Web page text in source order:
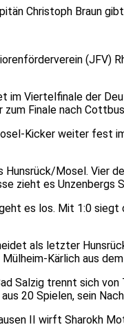
Christoph Braun
(JFV)
im Viertelfinale der
Finale nach
Kicker weiter fest
Hunsrück/Mosel. Vier
zieht es
es los. Mit 1:0
als letzter
Mülheim-Kärlich aus
Salzig trennt sich
20 Spielen, sein
II wirft Sharokh